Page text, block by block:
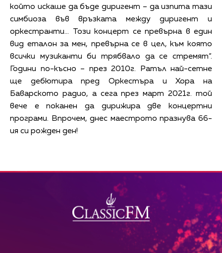
който искаше да бъде диригент – да изпита тази
симбиоза във връзката между диригент и
оркестранти… Този концерт се превърна в един
вид еталон за мен, превърна се в цел, към която
всички музиканти би трябвало да се стремят“.
Години по-късно – през 2010г. Ратъл най-сетне
ще дебютира пред Оркестъра и Хора на
Баварското радио, а сега през март 2021г. той
вече е поканен да дирижира две концертни
програми. Впрочем, днес маестрото празнува 66-
ия си рожден ден!